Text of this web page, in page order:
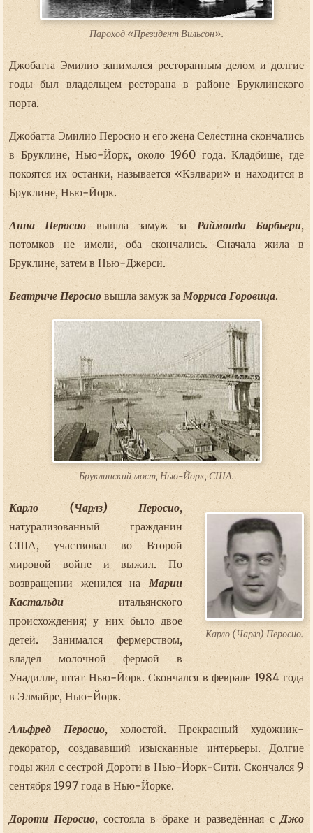
Пароход «Президент Вильсон».
Джобатта Эмилио занимался ресторанным делом и долгие
годы был владельцем ресторана в районе Бруклинского
порта.
Джобатта Эмилио Перосио и его жена Селестина скончались
в Бруклине, Нью-Йорк, около 1960 года. Кладбище, где
покоятся их останки, называется «Кэлвари» и находится в
Бруклине, Нью-Йорк.
Анна Перосио вышла замуж за Раймонда Барбьери,
потомков не имели, оба скончались. Сначала жила в
Бруклине, затем в Нью-Джерси.
Беатриче Перосиовышла замуж заМорриса Горовица.
Бруклинский мост, Нью-Йорк, США.
Карло (Чарлз) Перосио.
Карло (Чарлз) Перосио,
натурализованный гражданин
США, участвовал во Второй
мировой войне и выжил. По
возвращении женился наМарии
Кастальдиитальянского
происхождения; у них было двое
детей. Занимался фермерством,
владел молочной фермой в
Унадилле, штат Нью-Йорк. Скончался в феврале 1984 года
в Элмайре, Нью-Йорк.
Альфред Перосио, холостой. Прекрасный художник-
декоратор, создававший изысканные интерьеры. Долгие
годы жил с сестрой Дороти в Нью-Йорк-Сити. Скончался 9
сентября 1997 года в Нью-Йорке.
Дороти Перосио, состояла в браке и разведённая сДжо